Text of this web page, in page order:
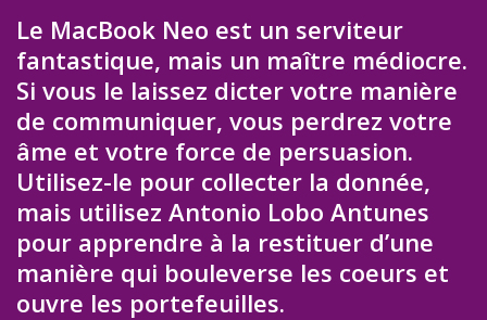
Le MacBook Neo est un serviteur
fantastique, mais un maître médiocre.
Si vous le laissez dicter votre manière
de communiquer, vous perdrez votre
âme et votre force de persuasion.
Utilisez-le pour collecter la donnée,
mais utilisez Antonio Lobo Antunes
pour apprendre à la restituer d’une
manière qui bouleverse les coeurs et
ouvre les portefeuilles.